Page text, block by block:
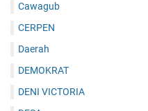
Cawagub
CERPEN
Daerah
DEMOKRAT
DENI VICTORIA